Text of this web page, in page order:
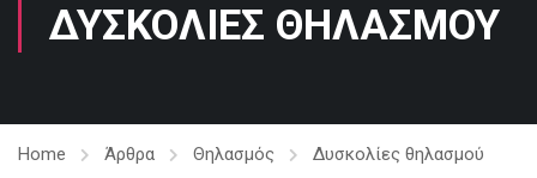
ΔΥΣΚΟΛΊΕΣ ΘΗΛΑΣΜΟΎ
Home Άρθρα Θηλασμός Δυσκολίες θηλασμού